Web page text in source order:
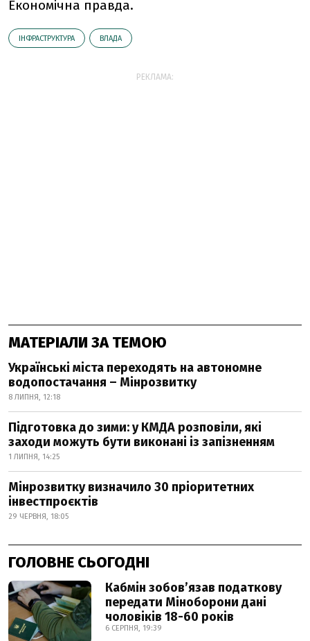
Економічна правда.
ІНФРАСТРУКТУРА ВЛАДА
РЕКЛАМА:
МАТЕРІАЛИ ЗА ТЕМОЮ
Українські міста переходять на автономне
водопостачання – Мінрозвитку
8 ЛИПНЯ, 12:18
Підготовка до зими: у КМДА розповіли, які
заходи можуть бути виконані із запізненням
1 ЛИПНЯ, 14:25
Мінрозвитку визначило 30 пріоритетних
інвестпроєктів
29 ЧЕРВНЯ, 18:05
ГОЛОВНЕ СЬОГОДНІ
Кабмін зобовʼязав податкову
передати Міноборони дані
чоловіків 18-60 років
6 СЕРПНЯ, 19:39